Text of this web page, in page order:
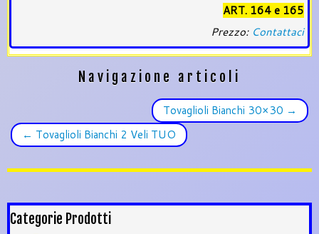
ART. 164 e 165
Prezzo: Contattaci
Navigazione articoli
Tovaglioli Bianchi 30×30 →
← Tovaglioli Bianchi 2 Veli TUO
Categorie Prodotti